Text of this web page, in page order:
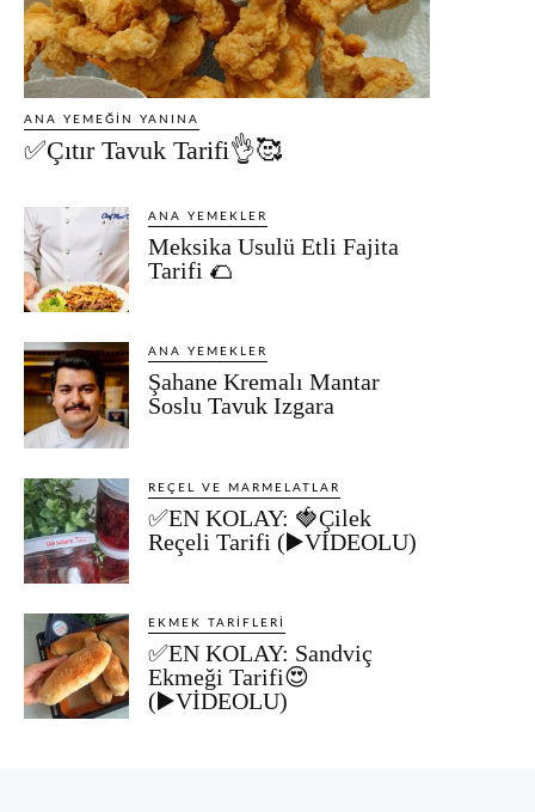
ANA YEMEĞIN YANINA
✅Çıtır Tavuk Tarifi👌🥰
ANA YEMEKLER
Meksika Usulü Etli Fajita
Tarifi 🌮
ANA YEMEKLER
Şahane Kremalı Mantar
Soslu Tavuk Izgara
REÇEL VE MARMELATLAR
✅EN KOLAY: 🍓Çilek
Reçeli Tarifi (▶️VİDEOLU)
EKMEK TARIFLERI
✅EN KOLAY: Sandviç
Ekmeği Tarifi😍
(▶️VİDEOLU)